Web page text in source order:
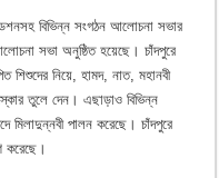
বিভিন্ন সংগঠন আলোচনা সভার
সভা অনুষ্ঠিত হয়েছে। চাঁদপুরে
শিশুদের নিয়ে, হামদ, নাত, মহানবী
তুলে দেন। এছাড়াও বিভিন্ন
মিলাদুন্নবী পালন করেছে। চাঁদপুরে
করেছে।